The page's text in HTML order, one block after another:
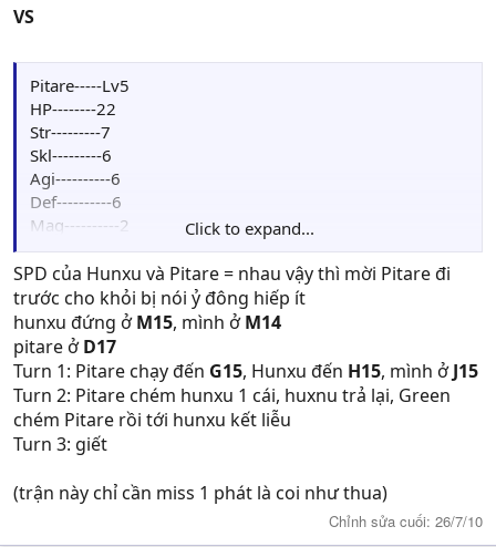
Item: Herb(4)
VS
Pitare-----Lv5
HP--------22
Str---------7
Skl---------6
Agi----------6
Def----------6
Mag----------2
Luck----------2
Move: 4
Skill: Sea Mastery: Tăng 10%HIT,EVA và 1MOVE
Weapon-Iron Axe
Click to expand...
SPD của Hunxu và Pitare = nhau vậy thì mời Pitare đi
trước cho khỏi bị nói ỷ đông hiếp ít
hunxu đứng ởM15, mình ởM14
pitare ởD17
Turn 1: Pitare chạy đến G15, Hunxu đến H15, mình ởJ15
Turn 2: Pitare chém hunxu 1 cái, huxnu trả lại, Green
chém Pitare rồi tới hunxu kết liễu
Turn 3: giết
(trận này chỉ cần miss 1 phát là coi như thua)
Chỉnh sửa cuối: 26/7/10